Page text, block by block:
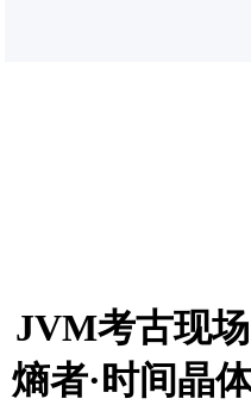
JVM考古现
熵者·时间晶